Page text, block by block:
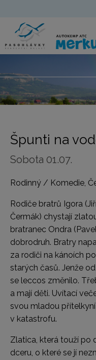
Špunti na
Sobota 01.07.
Rodinný / Komedie,
Rodiče bratrů Igora
Čermák) chystají
bratranec Ondra
dobrodruh. Bratry
za rodiči na kánoích
starých časů. Jenže
se leccos změnilo.
a mají děti. Uvítací
svou mladou
v katastrofu.
Zlatica, která touží po
dceru, o které se jí